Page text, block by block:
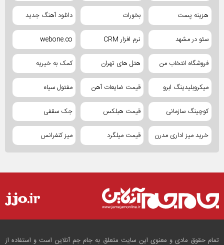
هزینه پست بخورات دانلود آهنگ جدید
سئو در مشهد نرم افزار CRM webone.co
فروشگاه انتخاب من هتل های تهران کمک به خیریه
میکروبلیدینگ ابرو قیمت ضایعات آهن مفتول سیاه
کوچینگ سازمانی قیمت هبلکس جک سقفی
خرید میز اداری مدرن قیمت میلگرد میز کنفرانس
تمام حقوق مادی و معنوی این سایت متعلق به جام جم آنلاین است و استفاده از